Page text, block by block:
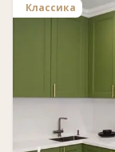
Классика